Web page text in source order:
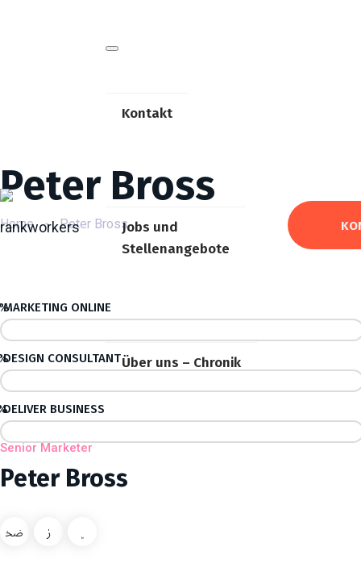
Kontakt
Jobs und
Stellenangebote
Über uns – Chronik
Peter Bross
Home - Peter Bross
MARKETING ONLINE
DESIGN CONSULTANT
DELIVER BUSINESS
Senior Marketer
Peter Bross